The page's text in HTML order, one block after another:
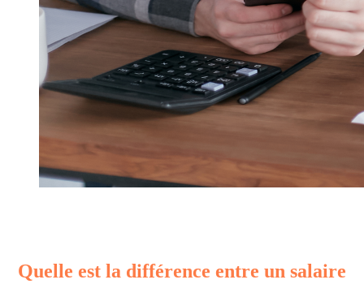
Quelle est la différence entre un salaire